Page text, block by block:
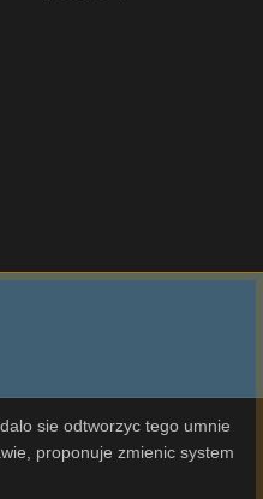
sie odtworzyc tego umnie
proponuje zmienic system